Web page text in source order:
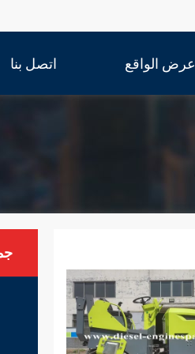
عرض الواقع اتصل بنا